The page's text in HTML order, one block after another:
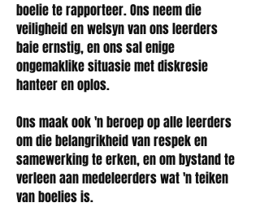
boelie te rapporteer. Ons neem die
veiligheid en welsyn van ons leerders
baie ernstig, en ons sal enige
ongemaklike situasie met diskresie
hanteer en oplos.
Ons maak ook 'n beroep op alle leerders
om die belangrikheid van respek en
samewerking te erken, en om bystand te
verleen aan medeleerders wat 'n teiken
van boelies is.